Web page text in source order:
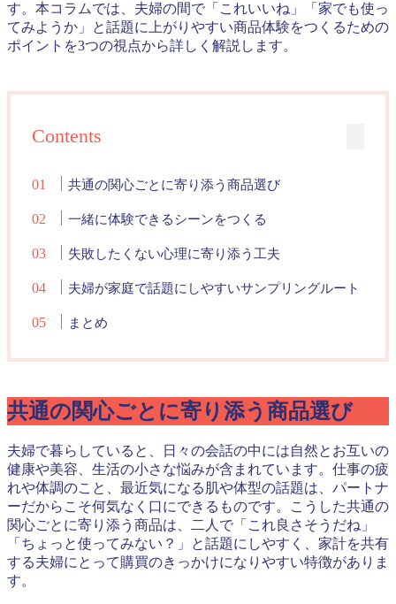
す。本コラムでは、夫婦の間で「これいいね」「家でも使っ
てみようか」と話題に上がりやすい商品体験をつくるための
ポイントを3つの視点から詳しく解説します。
Contents
共通の関心ごとに寄り添う商品選び
一緒に体験できるシーンをつくる
失敗したくない心理に寄り添う工夫
夫婦が家庭で話題にしやすいサンプリングルート
まとめ
共通の関心ごとに寄り添う商品選び
夫婦で暮らしていると、日々の会話の中には自然とお互いの
健康や美容、生活の小さな悩みが含まれています。仕事の疲
れや体調のこと、最近気になる肌や体型の話題は、パートナ
ーだからこそ何気なく口にできるものです。こうした共通の
関心ごとに寄り添う商品は、二人で「これ良さそうだね」
「ちょっと使ってみない？」と話題にしやすく、家計を共有
する夫婦にとって購買のきっかけになりやすい特徴がありま
す。